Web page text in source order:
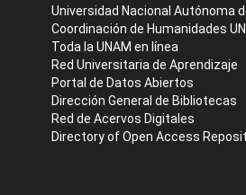
Universidad Nacional Autónoma
Coordinación de Humanidades
Toda la UNAM en línea
Red Universitaria de Aprendizaje
Portal de Datos Abiertos
Dirección General de Bibliotecas
Red de Acervos Digitales
Directory of Open Access